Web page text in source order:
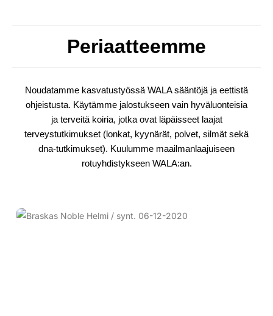
Periaatteemme
Noudatamme kasvatustyössä WALA sääntöjä ja eettistä
ohjeistusta. Käytämme jalostukseen vain hyväluonteisia
ja terveitä koiria, jotka ovat läpäisseet laajat
terveystutkimukset (lonkat, kyynärät, polvet, silmät sekä
dna-tutkimukset). Kuulumme maailmanlaajuiseen
rotuyhdistykseen WALA:an.